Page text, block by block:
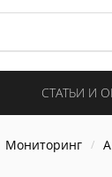
СТАТЬИ И
Мониторинг